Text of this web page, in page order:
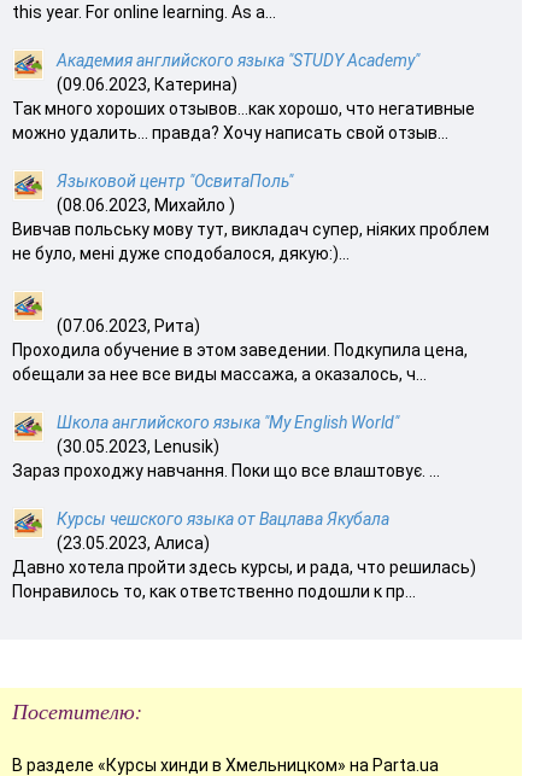
this year. For online learning. As a...
Академия английского языка "STUDY Academy"
(09.06.2023, Катерина)
Так много хороших отзывов…как хорошо, что негативные
можно удалить… правда? Хочу написать свой отзыв...
Языковой центр "ОсвитаПоль"
(08.06.2023, Михайло )
Вивчав польську мову тут, викладач супер, ніяких проблем
не було, мені дуже сподобалося, дякую:)...
(07.06.2023, Рита)
Проходила обучение в этом заведении. Подкупила цена,
обещали за нее все виды массажа, а оказалось, ч...
Школа английского языка "My English World"
(30.05.2023, Lenusik)
Зараз проходжу навчання. Поки що все влаштовує. ...
Курсы чешского языка от Вацлава Якубала
(23.05.2023, Алиса)
Давно хотела пройти здесь курсы, и рада, что решилась)
Понравилось то, как ответственно подошли к пр...
Посетителю:
В разделе «Курсы хинди в Хмельницком» на Parta.ua